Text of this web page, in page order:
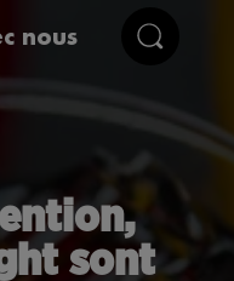
nous
sont